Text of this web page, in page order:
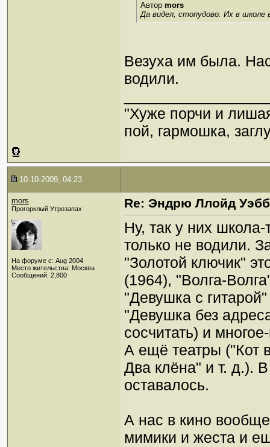
Автор mors
Да видел, стопудово. Их в школе
Везуха им была.
водили.
"Хуже порчи и
пой, гармошка,
10-10-2009, 04:23
mors
Прогорклый Утрозапах
На форуме с: Aug 2004
Место жительства: Москва
Сообщений: 2,800
Re: Эндрю Ллойд
Ну, так у них
только не водили.
"Золотой ключик"
(1964), "Волга-
"Девушка с
"Девушка без
сосчитать) и
А ещё театры ("Кот
Два клёна" и т. д.).
оставалось.
А нас в кино
мимики и жеста и